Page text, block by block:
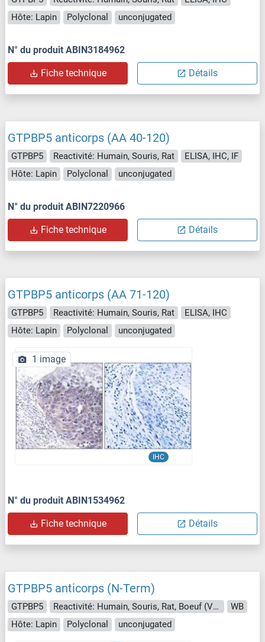
Hôte: Lapin
Polyclonal unconjugated
N° du produit ABIN3184962
Fiche technique Détails
GTPBP5 anticorps (AA 40-120)
GTPBP5 Reactivité: Humain, Souris, Rat
ELISA, IHC, IF
Hôte: Lapin
Polyclonal unconjugated
N° du produit ABIN7220966
Fiche technique Détails
GTPBP5 anticorps (AA 71-120)
GTPBP5 Reactivité: Humain, Souris, Rat
ELISA, IHC
Hôte: Lapin
Polyclonal unconjugated
IHC
1 image
N° du produit ABIN1534962
Fiche technique Détails
GTPBP5 anticorps (N-Term)
GTPBP5 Reactivité: Humain, Souris, Rat, Boeuf (Vache), Cobaye, Cheval, Lapin, Poisson zèbre (Danio rerio)
WB
Hôte: Lapin
Polyclonal unconjugated